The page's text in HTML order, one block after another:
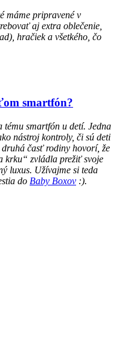
máme pripravené v
aj extra oblečenie,
hračiek a všetkého, čo
smartfón?
tému smartfón u detí. Jedna
nástroj kontroly, či sú deti
časť rodiny hovorí, že
krku“ zvládla prežiť svoje
luxus. Užívajme si teda
do Baby Boxov :).